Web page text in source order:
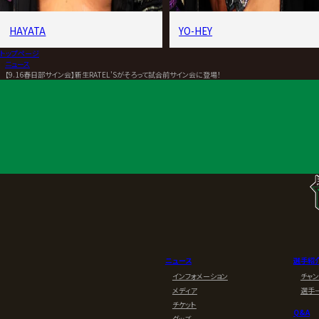
HAYATA YO-HEY
トップページ
ニュース
【9.16春日部サイン会】新生RATEL'Sがそろって試合前サイン会に登場！
ニュース
インフォメーション
メディア
チケット
選手紹
チャ
選手
Q&A